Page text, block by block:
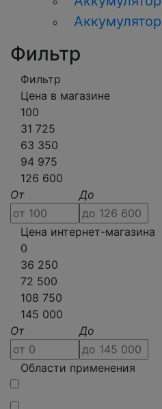
Фильтр
Фильтр
Цена в магазине
100
31 725
63 350
94 975
126 600
От
До
Цена интернет-магазина
0
36 250
72 500
108 750
145 000
От
До
Области применения